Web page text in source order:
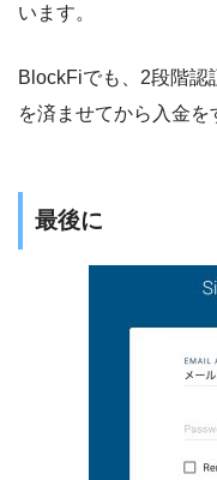
います。
BlockFiでも、2段階認
を済ませてから入金を
最後に